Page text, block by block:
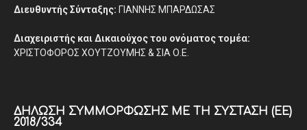
Διευθυντής Σύνταξης: ΓΙΑΝΝΗΣ ΜΠΑΡΔΩΣΑΣ
Διαχειριστής και Δικαιούχος του ονόματος τομέα:
ΧΡΙΣΤΟΦΟΡΟΣ ΧΟΥΤΖΟΥΜΗΣ & ΣΙΑ Ο.Ε.
ΔΉΛΩΣΗ ΣΥΜΜΌΡΦΩΣΗΣ ΜΕ ΤΗ ΣΎΣΤΑΣΗ (ΕΕ)
2018/334